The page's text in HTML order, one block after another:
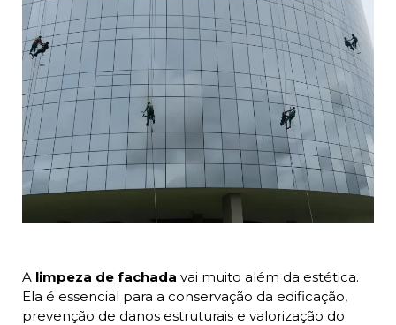
A limpeza de fachada vai muito além da estética.
Ela é essencial para a conservação da edificação,
prevenção de danos estruturais e valorização do